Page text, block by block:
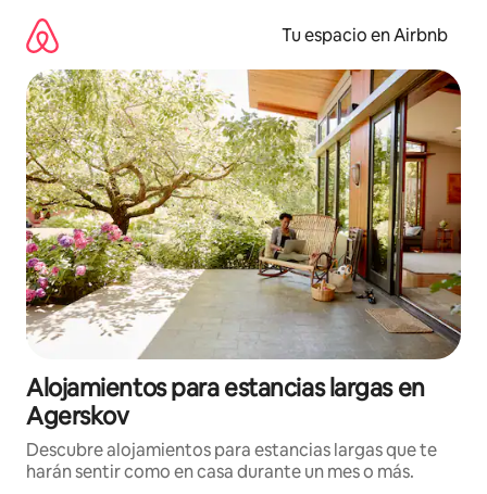
contenido
Tu espacio en Airbnb
Alojamientos para estancias largas en
Agerskov
Descubre alojamientos para estancias largas que te
harán sentir como en casa durante un mes o más.